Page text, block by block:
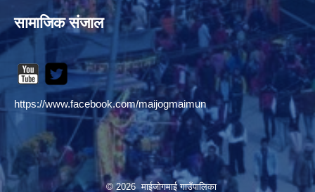
सामाजिक संजाल
https://www.facebook.com/maijogmaimun
© 2026 माईजोगमाई गाउँपालिका